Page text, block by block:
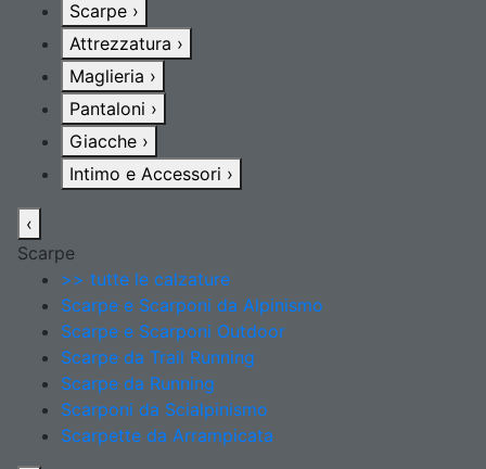
Scarpe ›
Attrezzatura ›
Maglieria ›
Pantaloni ›
Giacche ›
Intimo e Accessori ›
‹
Scarpe
>> tutte le calzature
Scarpe e Scarponi da Alpinismo
Scarpe e Scarponi Outdoor
Scarpe da Trail Running
Scarpe da Running
Scarponi da Scialpinismo
Scarpette da Arrampicata